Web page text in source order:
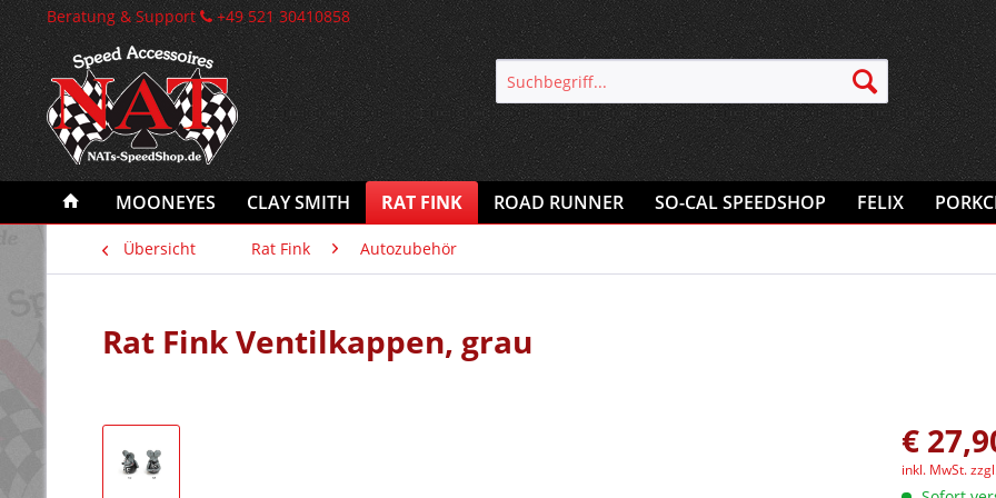
Beratung & Support +49 521 30410858
MOONEYES CLAY SMITH RAT FINK ROAD RUNNER SO-CAL SPEEDSHOP FELIX
Übersicht Rat Fink Autozubehör
Rat Fink Ventilkappen, grau
€
inkl. MwSt.